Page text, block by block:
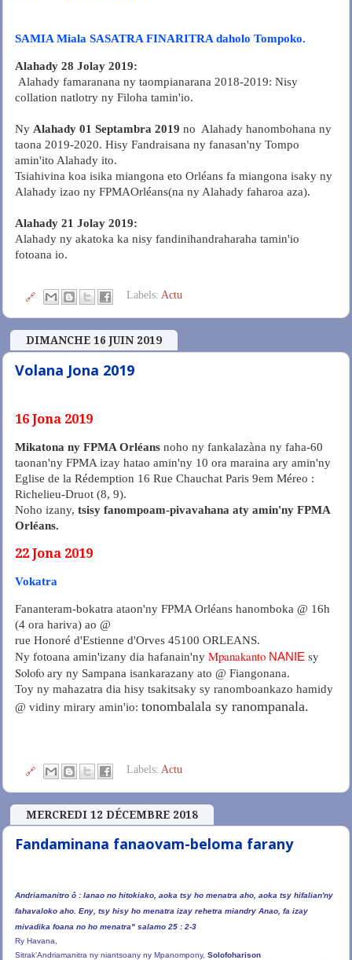
SAMIA Miala SASATRA FINARITRA daholo Tompoko.
Alahady 28 Jolay 2019:
Alahady famaranana ny taompianarana 2018-2019: Nisy
collation natlotry ny Filoha tamin'io.
Ny Alahady 01 Septambra 2019 no Alahady hanombohana ny
taona 2019-2020. Hisy Fandraisana ny fanasan'ny Tompo
amin'ito Alahady ito.
Tsiahivina koa isika miangona eto Orléans fa miangona isaky ny
Alahady izao ny FPMAOrléans(na ny Alahady faharoa aza).
Alahady 21 Jolay 2019:
Alahady ny akatoka ka nisy fandinihandraharaha tamin'io
fotoana io.
🔗 Labels: Actu
DIMANCHE 16 JUIN 2019
Volana Jona 2019
16 Jona 2019
Mikatona ny FPMA Orléans noho ny fankalazàna ny faha-60
taonan'ny FPMA izay hatao amin'ny 10 ora maraina ary amin'ny
Eglise de la Rédemption 16 Rue Chauchat Paris 9em Méreo :
Richelieu-Druot (8, 9).
Noho izany, tsisy fanompoam-pivavahana aty amin'ny FPMA
Orléans.
22 Jona 2019
Vokatra
Fananteram-bokatra ataon'ny FPMA Orléans hanomboka @ 16h
(4 ora hariva) ao @
rue Honoré d'Estienne d'Orves 45100 ORLEANS.
Ny fotoana amin'izany dia hafanain'ny Mpanakanto NANIE sy
Solofo ary ny Sampana isankarazany ato @ Fiangonana.
Toy ny mahazatra dia hisy tsakitsaky sy ranomboankazo hamidy
@ vidiny mirary amin'io: tonombalala sy ranompanala.
🔗 Labels: Actu
MERCREDI 12 DÉCEMBRE 2018
Fandaminana fanaovam-beloma farany
Andriamanitro ô : Ianao no hitokiako, aoka tsy ho menatra aho, aoka tsy hifalian'ny
fahavaloko aho. Eny, tsy hisy ho menatra izay rehetra miandry Anao, fa izay
mivadika foana no ho menatra" salamo 25 : 2-3
Ry Havana,
Sitrak'Andriamanitra ny niantsoany ny Mpanompony, Solofoharison